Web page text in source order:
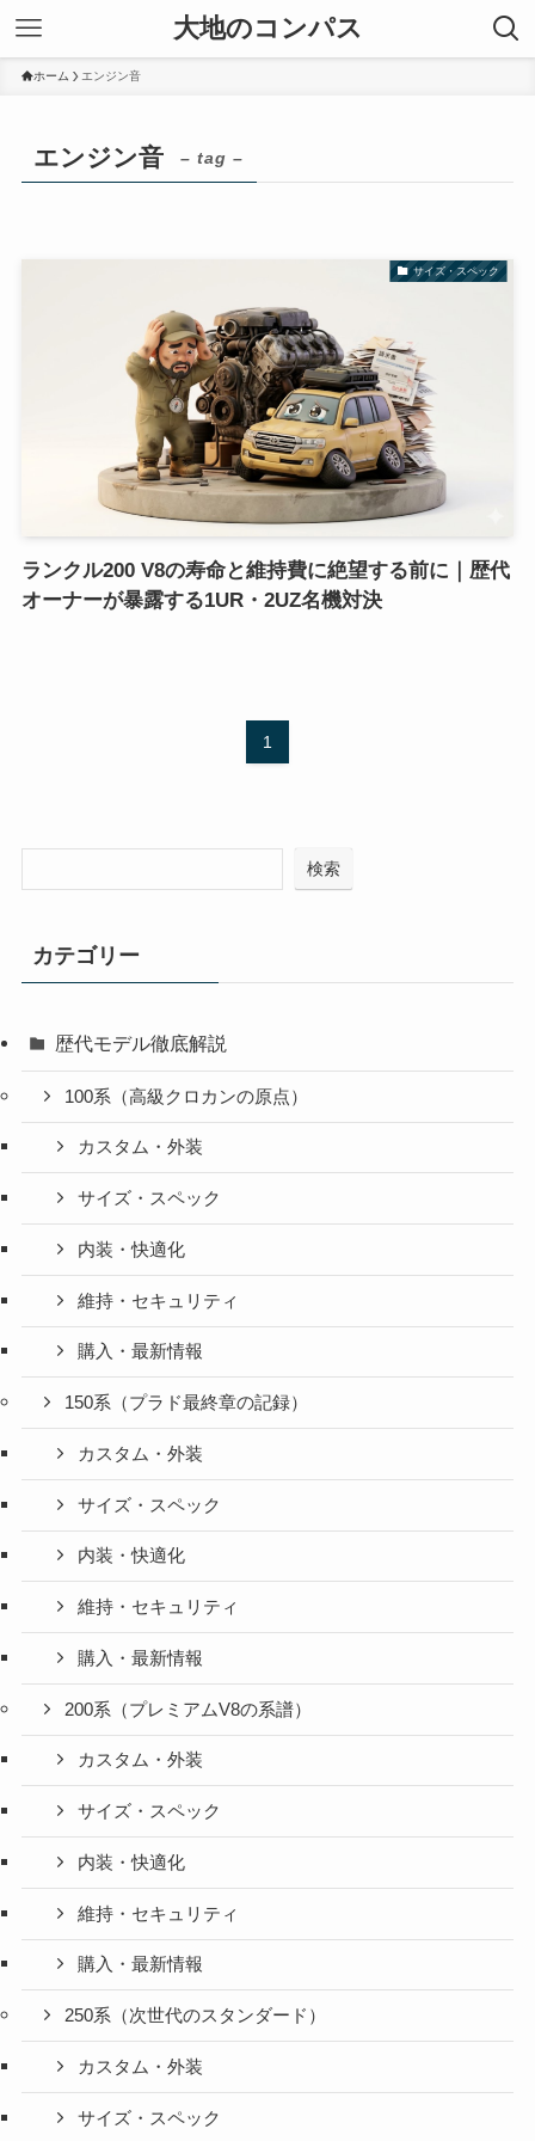
大地のコンパス
ホーム エンジン音
エンジン音 – tag –
サイズ・スペック
ランクル200 V8の寿命と維持費に絶望する前に｜歴代
オーナーが暴露する1UR・2UZ名機対決
1
検索
カテゴリー
歴代モデル徹底解説
100系（高級クロカンの原点）
カスタム・外装
サイズ・スペック
内装・快適化
維持・セキュリティ
購入・最新情報
150系（プラド最終章の記録）
カスタム・外装
サイズ・スペック
内装・快適化
維持・セキュリティ
購入・最新情報
200系（プレミアムV8の系譜）
カスタム・外装
サイズ・スペック
内装・快適化
維持・セキュリティ
購入・最新情報
250系（次世代のスタンダード）
カスタム・外装
サイズ・スペック